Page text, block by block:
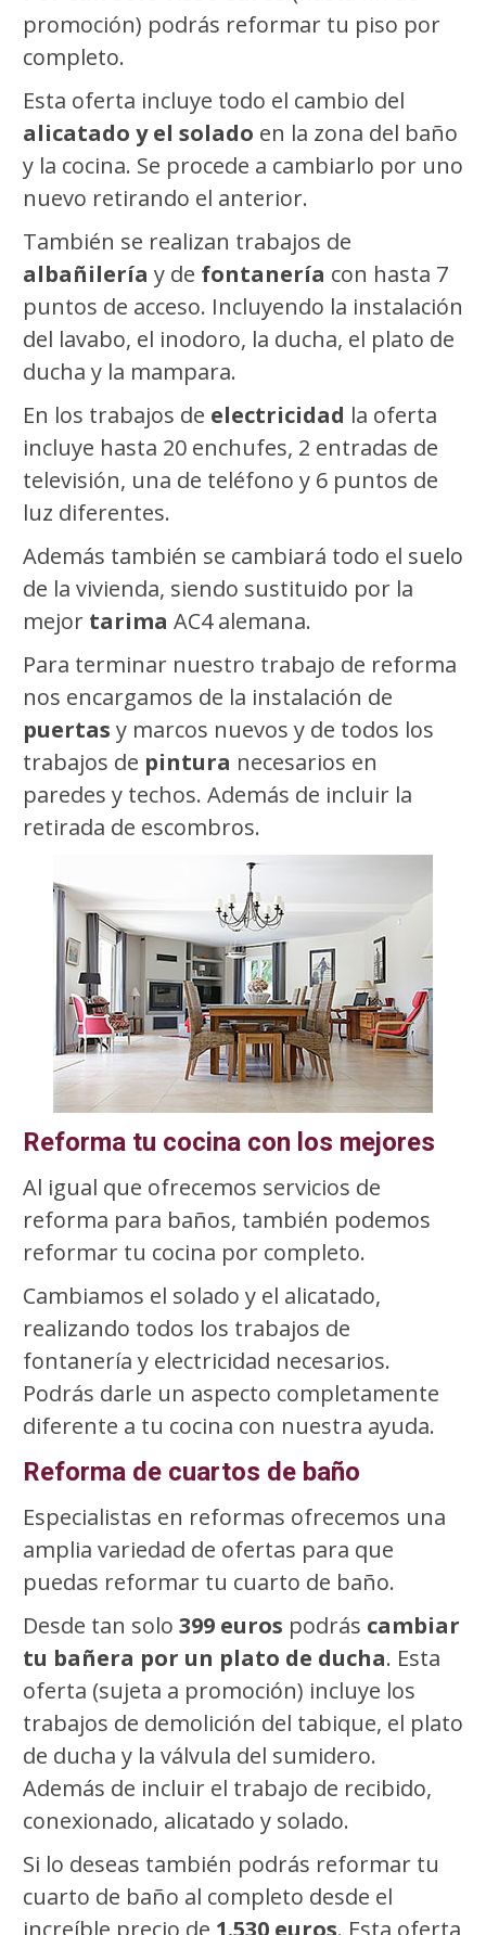
promoción) podrás reformar tu piso por
completo.
Esta oferta incluye todo el cambio del
alicatado y el solado en la zona del baño
y la cocina. Se procede a cambiarlo por uno
nuevo retirando el anterior.
También se realizan trabajos de
albañilería y de fontanería con hasta 7
puntos de acceso. Incluyendo la instalación
del lavabo, el inodoro, la ducha, el plato de
ducha y la mampara.
En los trabajos de electricidad la oferta
incluye hasta 20 enchufes, 2 entradas de
televisión, una de teléfono y 6 puntos de
luz diferentes.
Además también se cambiará todo el suelo
de la vivienda, siendo sustituido por la
mejor tarima AC4 alemana.
Para terminar nuestro trabajo de reforma
nos encargamos de la instalación de
puertas y marcos nuevos y de todos los
trabajos de pintura necesarios en
paredes y techos. Además de incluir la
retirada de escombros.
Reforma tu cocina con los mejores
Al igual que ofrecemos servicios de
reforma para baños, también podemos
reformar tu cocina por completo.
Cambiamos el solado y el alicatado,
realizando todos los trabajos de
fontanería y electricidad necesarios.
Podrás darle un aspecto completamente
diferente a tu cocina con nuestra ayuda.
Reforma de cuartos de baño
Especialistas en reformas ofrecemos una
amplia variedad de ofertas para que
puedas reformar tu cuarto de baño.
Desde tan solo 399 euros podrás cambiar
tu bañera por un plato de ducha. Esta
oferta (sujeta a promoción) incluye los
trabajos de demolición del tabique, el plato
de ducha y la válvula del sumidero.
Además de incluir el trabajo de recibido,
conexionado, alicatado y solado.
Si lo deseas también podrás reformar tu
cuarto de baño al completo desde el
increíble precio de 1.530 euros. Esta oferta